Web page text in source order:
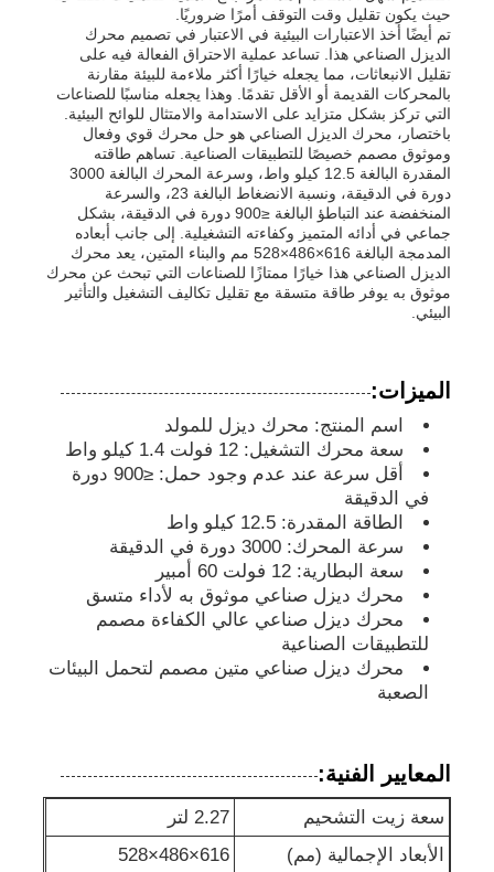
جولة في المعمل
ضبط الجودة
اتصل بنا
أخبار
جميع القضايا
مجموعة مولدات الديزل
مجموعة مولدات البنزين
مجموعة المولدات العاكسة
مجموعة مولدات محمولة
مجموعة المولدات الرقمية
مولد الإطار المفتوح
حيث يكون تقليل وقت التوقف أمرًا ضروريًا.
تم أيضًا أخذ الاعتبارات البيئية في الاعتبار في تصميم محرك
الديزل الصناعي هذا. تساعد عملية الاحتراق الفعالة فيه على
تقليل الانبعاثات، مما يجعله خيارًا أكثر ملاءمة للبيئة مقارنة
بالمحركات القديمة أو الأقل تقدمًا. وهذا يجعله مناسبًا للصناعات
التي تركز بشكل متزايد على الاستدامة والامتثال للوائح البيئية.
باختصار، محرك الديزل الصناعي هو حل محرك قوي وفعال
وموثوق مصمم خصيصًا للتطبيقات الصناعية. تساهم طاقته
المقدرة البالغة 12.5 كيلو واط، وسرعة المحرك البالغة 3000
دورة في الدقيقة، ونسبة الانضغاط البالغة 23، والسرعة
المنخفضة عند التباطؤ البالغة ≤900 دورة في الدقيقة، بشكل
جماعي في أدائه المتميز وكفاءته التشغيلية. إلى جانب أبعاده
المدمجة البالغة 616×486×528 مم والبناء المتين، يعد محرك
الديزل الصناعي هذا خيارًا ممتازًا للصناعات التي تبحث عن محرك
موثوق به يوفر طاقة متسقة مع تقليل تكاليف التشغيل والتأثير
البيئي.
الميزات:
اسم المنتج: محرك ديزل للمولد
سعة محرك التشغيل: 12 فولت 1.4 كيلو واط
أقل سرعة عند عدم وجود حمل: ≤900 دورة
في الدقيقة
الطاقة المقدرة: 12.5 كيلو واط
سرعة المحرك: 3000 دورة في الدقيقة
سعة البطارية: 12 فولت 60 أمبير
محرك ديزل صناعي موثوق به لأداء متسق
محرك ديزل صناعي عالي الكفاءة مصمم
للتطبيقات الصناعية
محرك ديزل صناعي متين مصمم لتحمل البيئات
الصعبة
المعايير الفنية:
سعة زيت التشحيم
2.27 لتر
الأبعاد الإجمالية (مم)
616×486×528